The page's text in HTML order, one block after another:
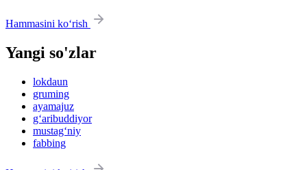
Hammasini ko‘rish
Yangi so'zlar
lokdaun
gruming
ayamajuz
g‘aribuddiyor
mustag‘niy
fabbing